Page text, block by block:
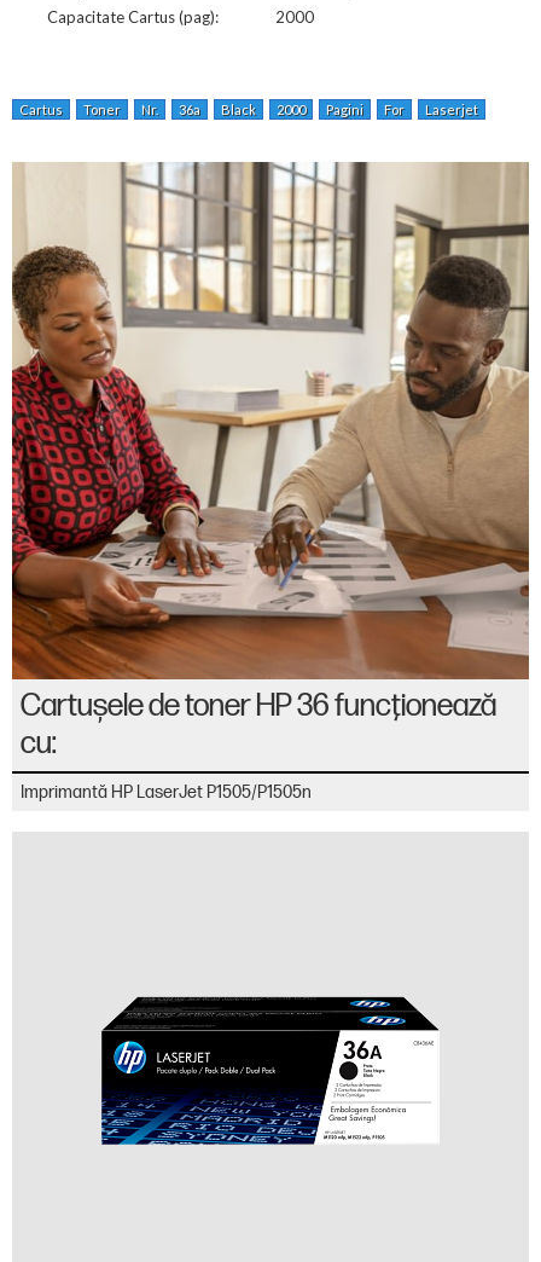
Capacitate Cartus (pag):
2000
Cartus Toner Nr. 36a Black 2000 Pagini For Laserjet
Cartuşele de toner HP 36 funcţionează
cu:
Imprimantă HP LaserJet P1505/P1505n